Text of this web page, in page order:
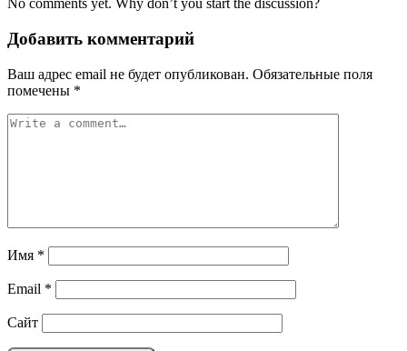
No comments yet. Why don’t you start the discussion?
Добавить комментарий
Ваш адрес email не будет опубликован. Обязательные поля
помечены *
Имя *
Email *
Сайт